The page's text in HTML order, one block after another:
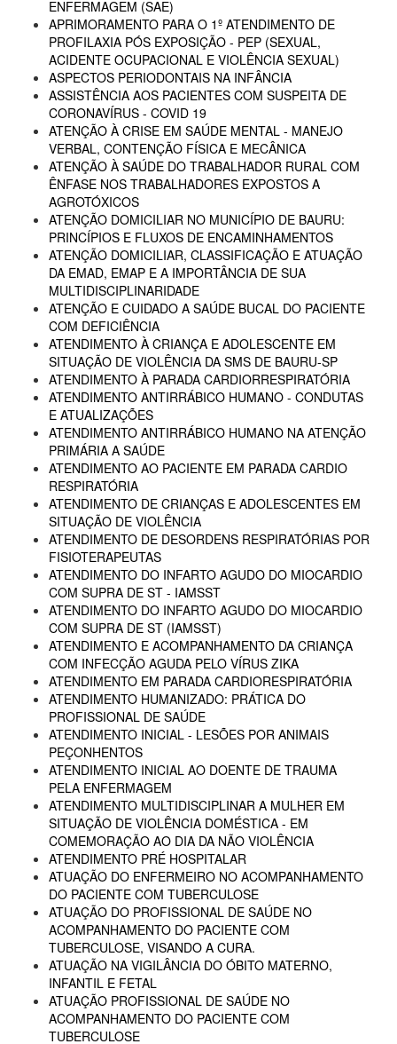
ENFERMAGEM (SAE)
APRIMORAMENTO PARA O 1º ATENDIMENTO DE
PROFILAXIA PÓS EXPOSIÇÃO - PEP (SEXUAL,
ACIDENTE OCUPACIONAL E VIOLÊNCIA SEXUAL)
ASPECTOS PERIODONTAIS NA INFÂNCIA
ASSISTÊNCIA AOS PACIENTES COM SUSPEITA DE
CORONAVÍRUS - COVID 19
ATENÇÃO À CRISE EM SAÚDE MENTAL - MANEJO
VERBAL, CONTENÇÃO FÍSICA E MECÂNICA
ATENÇÃO À SAÚDE DO TRABALHADOR RURAL COM
ÊNFASE NOS TRABALHADORES EXPOSTOS A
AGROTÓXICOS
ATENÇÃO DOMICILIAR NO MUNICÍPIO DE BAURU:
PRINCÍPIOS E FLUXOS DE ENCAMINHAMENTOS
ATENÇÃO DOMICILIAR, CLASSIFICAÇÃO E ATUAÇÃO
DA EMAD, EMAP E A IMPORTÂNCIA DE SUA
MULTIDISCIPLINARIDADE
ATENÇÃO E CUIDADO A SAÚDE BUCAL DO PACIENTE
COM DEFICIÊNCIA
ATENDIMENTO À CRIANÇA E ADOLESCENTE EM
SITUAÇÃO DE VIOLÊNCIA DA SMS DE BAURU-SP
ATENDIMENTO À PARADA CARDIORRESPIRATÓRIA
ATENDIMENTO ANTIRRÁBICO HUMANO - CONDUTAS
E ATUALIZAÇÕES
ATENDIMENTO ANTIRRÁBICO HUMANO NA ATENÇÃO
PRIMÁRIA A SAÚDE
ATENDIMENTO AO PACIENTE EM PARADA CARDIO
RESPIRATÓRIA
ATENDIMENTO DE CRIANÇAS E ADOLESCENTES EM
SITUAÇÃO DE VIOLÊNCIA
ATENDIMENTO DE DESORDENS RESPIRATÓRIAS POR
FISIOTERAPEUTAS
ATENDIMENTO DO INFARTO AGUDO DO MIOCARDIO
COM SUPRA DE ST - IAMSST
ATENDIMENTO DO INFARTO AGUDO DO MIOCARDIO
COM SUPRA DE ST (IAMSST)
ATENDIMENTO E ACOMPANHAMENTO DA CRIANÇA
COM INFECÇÃO AGUDA PELO VÍRUS ZIKA
ATENDIMENTO EM PARADA CARDIORESPIRATÓRIA
ATENDIMENTO HUMANIZADO: PRÁTICA DO
PROFISSIONAL DE SAÚDE
ATENDIMENTO INICIAL - LESÕES POR ANIMAIS
PEÇONHENTOS
ATENDIMENTO INICIAL AO DOENTE DE TRAUMA
PELA ENFERMAGEM
ATENDIMENTO MULTIDISCIPLINAR A MULHER EM
SITUAÇÃO DE VIOLÊNCIA DOMÉSTICA - EM
COMEMORAÇÃO AO DIA DA NÃO VIOLÊNCIA
ATENDIMENTO PRÉ HOSPITALAR
ATUAÇÃO DO ENFERMEIRO NO ACOMPANHAMENTO
DO PACIENTE COM TUBERCULOSE
ATUAÇÃO DO PROFISSIONAL DE SAÚDE NO
ACOMPANHAMENTO DO PACIENTE COM
TUBERCULOSE, VISANDO A CURA.
ATUAÇÃO NA VIGILÂNCIA DO ÓBITO MATERNO,
INFANTIL E FETAL
ATUAÇÃO PROFISSIONAL DE SAÚDE NO
ACOMPANHAMENTO DO PACIENTE COM
TUBERCULOSE